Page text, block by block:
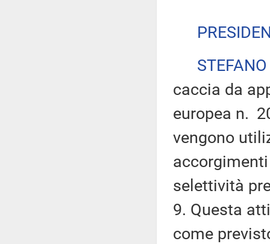
caccia da
europea n.
vengono
selettività
9. Questa
come